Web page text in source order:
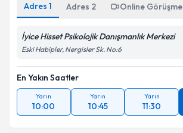
Adres 1 Adres 2 Online Görüşme
İyice Hisset Psikolojik Danışmanlık Merkezi
Eski Habipler, Nergisler Sk. No:6
En Yakın Saatler
Yarın
10:00
Yarın
10:45
Yarın
11:30